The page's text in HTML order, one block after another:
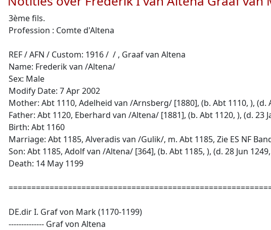
3ème fils.
Profession : Comte d'Altena
REF / AFN / Custom: 1916 / / , Graaf van Altena
Name: Frederik van /Altena/
Sex: Male
Modify Date: 7 Apr 2002
Mother: Abt 1110, Adelheid van /Arnsberg/ [1880], (b. Abt 1110, ), (d.
Father: Abt 1120, Eberhard van /Altena/ [1881], (b. Abt 1120, ), (d. 23
Birth: Abt 1160
Marriage: Abt 1185, Alveradis van /Gulik/, m. Abt 1185, Zie ES NF
Son: Abt 1185, Adolf van /Altena/ [364], (b. Abt 1185, ), (d. 28 Jun
Death: 14 May 1199
DE.dir I. Graf von Mark (1170-1199)
-------------- Graf von Altena